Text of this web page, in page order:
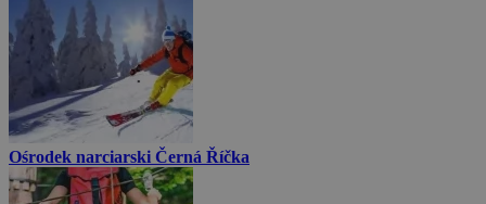
Ośrodek narciarski Černá Říčka